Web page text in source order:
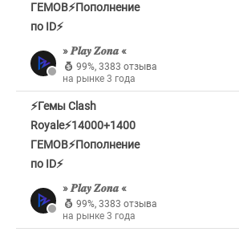
ГЕМОВ⚡Пополнение
по ID⚡
» 𝑷𝒍𝒂𝒚 𝒁𝒐𝒏𝒂 «
99%, 3383 отзыва
на рынке 3 года
⚡Гемы Clash
Royale⚡14000+1400
ГЕМОВ⚡Пополнение
по ID⚡
» 𝑷𝒍𝒂𝒚 𝒁𝒐𝒏𝒂 «
99%, 3383 отзыва
на рынке 3 года